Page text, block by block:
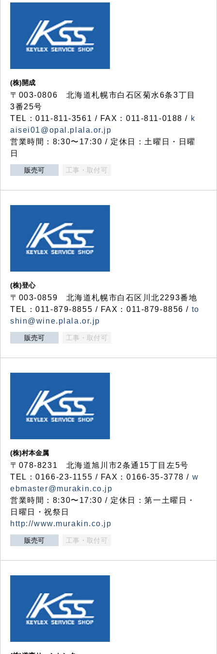
(株)開成
〒003-0806 北海道札幌市白石区菊水6条3丁目
3番25号
TEL：011-811-3561 / FAX：011-811-0188 / k
aisei01@opal.plala.or.jp
営業時間：8:30〜17:30 / 定休日：土曜日・日曜
日
販売可 工事・取付可
(株)登心
〒003-0859 北海道札幌市白石区川北2293番地
TEL：011-879-8855 / FAX：011-879-8856 / to
shin@wine.plala.or.jp
販売可 工事・取付可
(株)村本金属
〒078-8231 北海道旭川市2条通15丁目左5号
TEL：0166-23-1155 / FAX：0166-35-3778 / w
ebmaster@murakin.co.jp
営業時間：8:30〜17:30 / 定休日：第一土曜日・
日曜日・祝祭日
http://www.murakin.co.jp
販売可 工事・取付可